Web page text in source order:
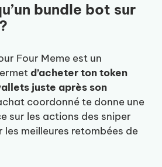
bundle bot sur
Four Meme est un
d’acheter ton token
juste après son
coordonné te donne une
sur les actions des sniper
meilleures retombées de